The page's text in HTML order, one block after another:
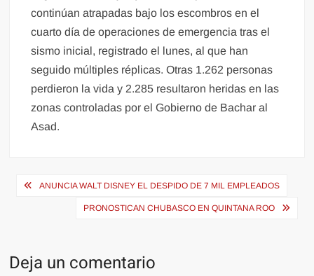
continúan atrapadas bajo los escombros en el
cuarto día de operaciones de emergencia tras el
sismo inicial, registrado el lunes, al que han
seguido múltiples réplicas. Otras 1.262 personas
perdieron la vida y 2.285 resultaron heridas en las
zonas controladas por el Gobierno de Bachar al
Asad.
Navegación
ANUNCIA WALT DISNEY EL DESPIDO DE 7 MIL EMPLEADOS
PRONOSTICAN CHUBASCO EN QUINTANA ROO
Deja un comentario